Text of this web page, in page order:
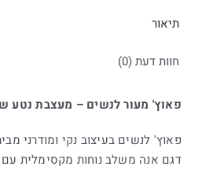
תיאור
חוות דעת (0)
פאוץ' מעור לנשים – מעצבת נטע
פאוץ' לנשים בעיצוב נקי ומודרני
דגם אנה משלב נוחות מקסימלית עם